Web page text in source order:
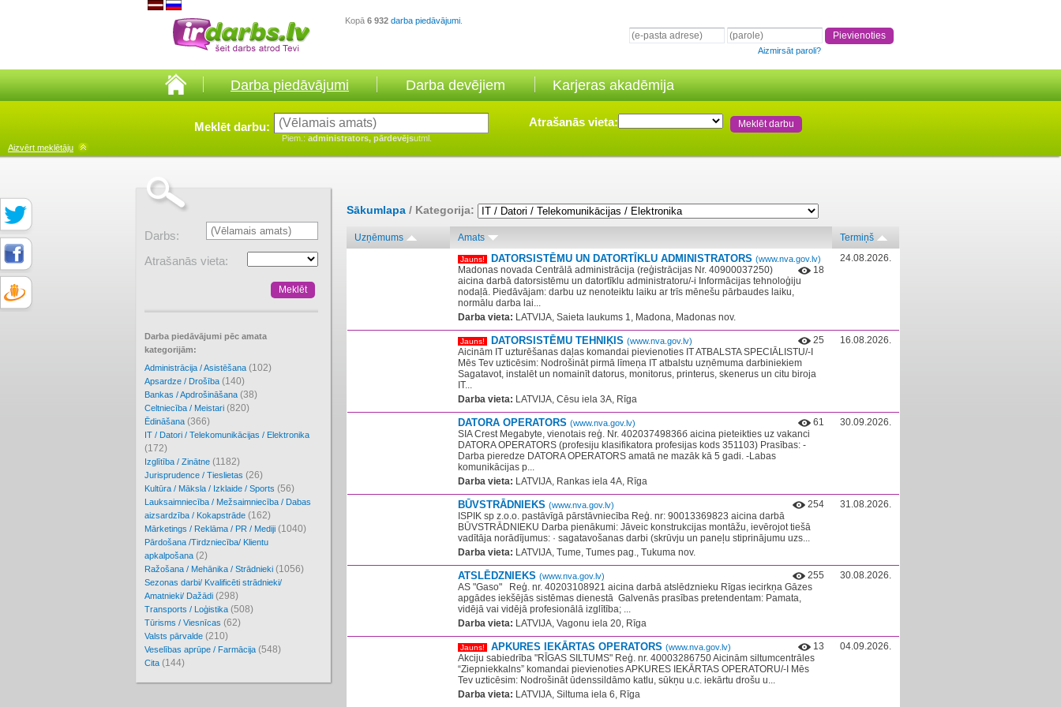
Kopā 6 932 darba piedāvājumi
Aizmirsāt paroli?
Darba piedāvājumi Darba devējiem Karjeras akadēmija
Meklēt darbu:
Piem.: administrators, pārdevējsutml.
Atrašanās vieta:
Aizvērt meklētāju
Darbs:
Atrašanās vieta:
Darba piedāvājumi pēc amata
kategorijām:
Administrācija / Asistēšana (102)
Apsardze / Drošība (140)
Bankas / Apdrošināšana (38)
Celtniecība / Meistari (820)
Ēdināšana (366)
IT / Datori / Telekomunikācijas / Elektronika
(172)
Izglītība / Zinātne (1182)
Jurisprudence / Tieslietas (26)
Kultūra / Māksla / Izklaide / Sports (56)
Lauksaimniecība / Mežsaimniecība / Dabas
aizsardzība / Kokapstrāde (162)
Mārketings / Reklāma / PR / Mediji (1040)
Pārdošana /Tirdzniecība/ Klientu
apkalpošana (2)
Ražošana / Mehānika / Strādnieki (1056)
Sezonas darbi/ Kvalificēti strādnieki/
Amatnieki/ Dažādi (298)
Transports / Loģistika (508)
Tūrisms / Viesnīcas (62)
Valsts pārvalde (210)
Veselības aprūpe / Farmācija (548)
Cita (144)
Sākumlapa / Kategorija:
Uzņēmums Amats Termiņš
Jauns! DATORSISTĒMU UN DATORTĪKLU ADMINISTRATORS (www.nva.gov.lv)
18
Madonas novada Centrālā administrācija (reģistrācijas Nr. 40900037250)
aicina darbā datorsistēmu un datortīklu administratoru/-i Informācijas tehnoloģiju
nodaļā. Piedāvājam: darbu uz nenoteiktu laiku ar trīs mēnešu pārbaudes laiku,
normālu darba lai...
Darba vieta: LATVIJA, Saieta laukums 1, Madona, Madonas nov.
24.08.2026.
Jauns! DATORSISTĒMU TEHNIĶIS (www.nva.gov.lv)
25
Aicinām IT uzturēšanas daļas komandai pievienoties IT ATBALSTA SPECIĀLISTU/-I
Mēs Tev uzticēsim: Nodrošināt pirmā līmeņa IT atbalstu uzņēmuma darbiniekiem
Sagatavot, instalēt un nomainīt datorus, monitorus, printerus, skenerus un citu biroja
IT...
Darba vieta: LATVIJA, Cēsu iela 3A, Rīga
16.08.2026.
DATORA OPERATORS (www.nva.gov.lv)
61
SIA Crest Megabyte, vienotais reģ. Nr. 40203749836б aicina pieteikties uz vakanci
DATORA OPERATORS (profesiju klasifikatora profesijas kods 351103) Prasības: -
Darba pieredze DATORA OPERATORS amatā ne mazāk kā 5 gadi. -Labas
komunikācijas p...
Darba vieta: LATVIJA, Rankas iela 4A, Rīga
30.09.2026.
BŪVSTRĀDNIEKS (www.nva.gov.lv)
254
ISPIK sp z.o.o. pastāvīgā pārstāvniecība Reģ. nr: 90013369823 aicina darbā
BŪVSTRĀDNIEKU Darba pienākumi: Jāveic konstrukcijas montāžu, ievērojot tiešā
vadītāja norādījumus: · sagatavošanas darbi (skrūvju un paneļu stiprinājumu uzs...
Darba vieta: LATVIJA, Tume, Tumes pag., Tukuma nov.
31.08.2026.
ATSLĒDZNIEKS (www.nva.gov.lv)
255
AS "Gaso" ​ ​ Reģ. nr. 40203108921 aicina darbā atslēdznieku Rīgas iecirkņa Gāzes
apgādes iekšējās sistēmas dienestā ​ Galvenās prasības pretendentam: Pamata,
vidējā vai vidējā profesionālā izglītība; ...
Darba vieta: LATVIJA, Vagonu iela 20, Rīga
30.08.2026.
Jauns! APKURES IEKĀRTAS OPERATORS (www.nva.gov.lv)
13
Akciju sabiedrība "RĪGAS SILTUMS" Reģ. nr. 40003286750 Aicinām siltumcentrāles
“Ziepniekkalns” komandai pievienoties APKURES IEKĀRTAS OPERATORU/-I Mēs
Tev uzticēsim: Nodrošināt ūdenssildāmo katlu, sūkņu u.c. iekārtu drošu u...
Darba vieta: LATVIJA, Siltuma iela 6, Rīga
04.09.2026.